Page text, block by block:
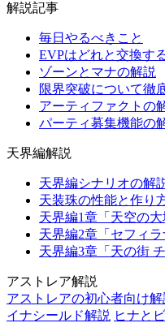
解説記事
毎日やるべきこと
EVPはどれと交換す
ゾーンとマナの解説
限界突破について徹
アーティファクトの
パーティ募集機能の
天界編解説
天界編シナリオの解
天装珠の性能と作り
天界編1章「天空の大
天界編2章「セフィラ
天界編3章「天の街
アストレア解説
アストレアの初心者向け解
イナシールド解説 ヒナと